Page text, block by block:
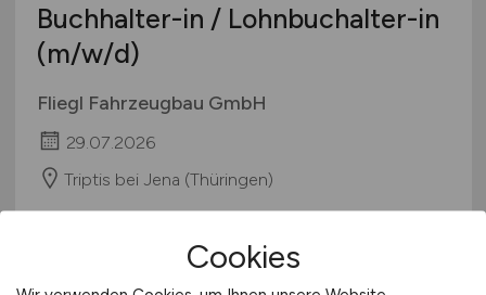
Buchhalter-in / Lohnbuchalter-in
(m/w/d)
Fliegl Fahrzeugbau GmbH
29.07.2026
Triptis bei Jena (Thüringen)
Cookies